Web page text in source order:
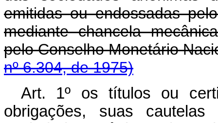
emitidas ou endossadas
mediante chancela
pelo Conselho
nº 6.304, de 1975)
Art. 1º os títulos ou
obrigações, suas